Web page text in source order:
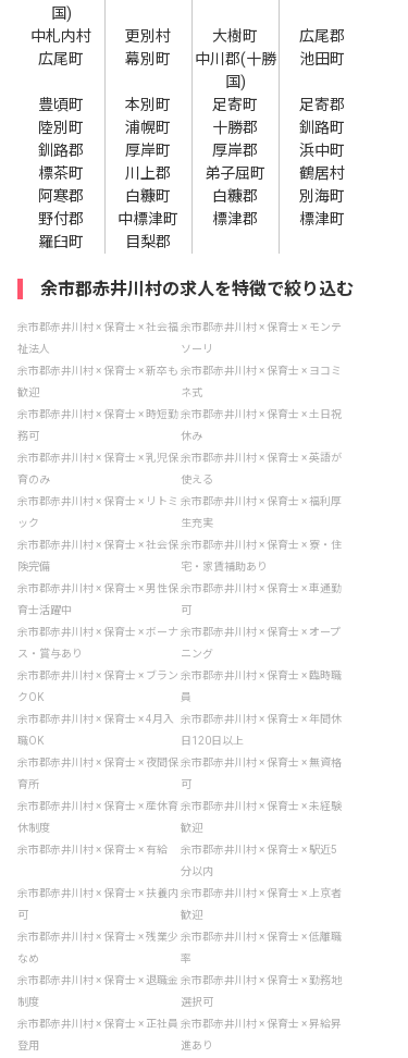
国)
中札内村
更別村 大樹町
広尾郡
広尾町
幕別町
中川郡(十勝
国)
池田町
豊頃町 本別町 足寄町
足寄郡
陸別町
浦幌町 十勝郡
釧路町
釧路郡
厚岸町 厚岸郡
浜中町
標茶町
川上郡 弟子屈町
鶴居村
阿寒郡
白糠町 白糠郡
別海町
野付郡
中標津町 標津郡
標津町
羅臼町
目梨郡
余市郡赤井川村の求人を特徴で絞り込む
余市郡赤井川村 × 保育士 × 社会福
祉法人
余市郡赤井川村 × 保育士 × モンテ
ソーリ
余市郡赤井川村 × 保育士 × 新卒も
歓迎
余市郡赤井川村 × 保育士 × ヨコミ
ネ式
余市郡赤井川村 × 保育士 × 時短勤
務可
余市郡赤井川村 × 保育士 × 土日祝
休み
余市郡赤井川村 × 保育士 × 乳児保
育のみ
余市郡赤井川村 × 保育士 × 英語が
使える
余市郡赤井川村 × 保育士 × リトミ
ック
余市郡赤井川村 × 保育士 × 福利厚
生充実
余市郡赤井川村 × 保育士 × 社会保
険完備
余市郡赤井川村 × 保育士 × 寮・住
宅・家賃補助あり
余市郡赤井川村 × 保育士 × 男性保
育士活躍中
余市郡赤井川村 × 保育士 × 車通勤
可
余市郡赤井川村 × 保育士 × ボーナ
ス・賞与あり
余市郡赤井川村 × 保育士 × オープ
ニング
余市郡赤井川村 × 保育士 × ブラン
クOK
余市郡赤井川村 × 保育士 × 臨時職
員
余市郡赤井川村 × 保育士 × 4月入
職OK
余市郡赤井川村 × 保育士 × 年間休
日120日以上
余市郡赤井川村 × 保育士 × 夜間保
育所
余市郡赤井川村 × 保育士 × 無資格
可
余市郡赤井川村 × 保育士 × 産休育
休制度
余市郡赤井川村 × 保育士 × 未経験
歓迎
余市郡赤井川村 × 保育士 × 有給
余市郡赤井川村 × 保育士 × 駅近5
分以内
余市郡赤井川村 × 保育士 × 扶養内
可
余市郡赤井川村 × 保育士 × 上京者
歓迎
余市郡赤井川村 × 保育士 × 残業少
なめ
余市郡赤井川村 × 保育士 × 低離職
率
余市郡赤井川村 × 保育士 × 退職金
制度
余市郡赤井川村 × 保育士 × 勤務地
選択可
余市郡赤井川村 × 保育士 × 正社員
登用
余市郡赤井川村 × 保育士 × 昇給昇
進あり